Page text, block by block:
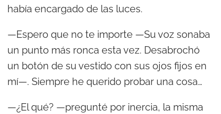
había encargado de las luces.
—Espero que no te importe —Su voz sonaba
un punto más ronca esta vez. Desabrochó
un botón de su vestido con sus ojos fijos en
mí—. Siempre he querido probar una cosa…
—¿El qué? —pregunté por inercia, la misma